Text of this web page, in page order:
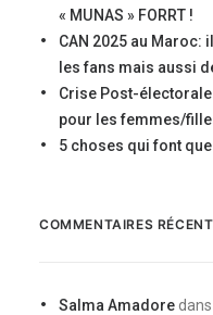
« MUNAS » FORRT !
CAN 2025 au Maroc:
les fans mais aussi
Crise Post-
pour les femmes/
5 choses qui font
COMMENTAIRES
Salma Amadore dans